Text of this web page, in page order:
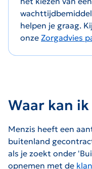
helpen je graag.
onze Zorgadvies
Waar kan
Menzis heeft een
buitenland
als je zoekt onder
opnemen met de